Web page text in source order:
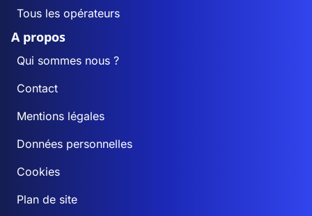
Tous les opérateurs
A propos
Qui sommes nous ?
Contact
Mentions légales
Données personnelles
Cookies
Plan de site